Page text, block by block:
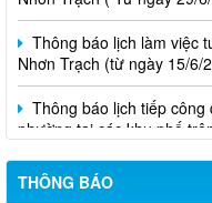
Thông báo lịch làm việc
Nhơn Trạch (từ ngày 15/6/
Thông báo lịch tiếp
phường tại các khu phố
2026
THÔNG BÁO
Niêm yết phương án bồi